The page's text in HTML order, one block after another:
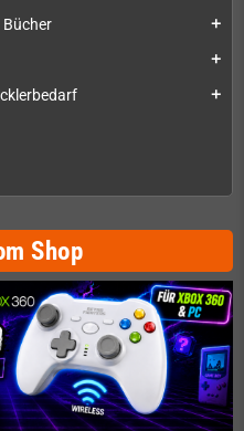
add
add
add
Shop